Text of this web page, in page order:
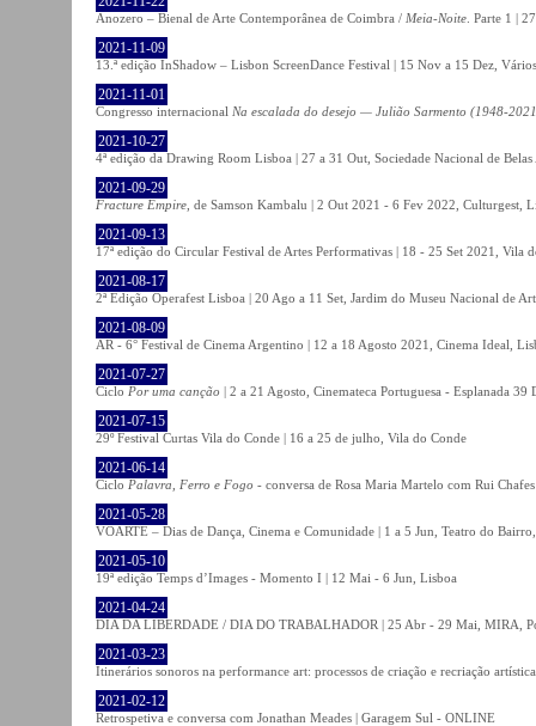
Anozero – Bienal de Arte Contemporânea de Coimbra / Meia-Noite . Parte 1 |
2021-11-09
13.ª edição InShadow – Lisbon ScreenDance Festival | 15 Nov a 15 Dez,
2021-11-01
Congresso internacional Na escalada do desejo — Julião Sarmento (1948-
2021-10-27
4ª edição da Drawing Room Lisboa | 27 a 31 Out, Sociedade Nacional de
2021-09-29
Fracture Empire , de Samson Kambalu | 2 Out 2021 - 6 Fev 2022, Culturgest,
2021-09-13
17ª edição do Circular Festival de Artes Performativas | 18 - 25 Set 2021, Vila
2021-08-17
2ª Edição Operafest Lisboa | 20 Ago a 11 Set, Jardim do Museu Nacional de
2021-08-09
AR - 6° Festival de Cinema Argentino | 12 a 18 Agosto 2021, Cinema Ideal,
2021-07-27
Ciclo Por uma canção | 2 a 21 Agosto, Cinemateca Portuguesa - Esplanada 39
2021-07-15
29º Festival Curtas Vila do Conde | 16 a 25 de julho, Vila do Conde
2021-06-14
Ciclo Palavra, Ferro e Fogo - conversa de Rosa Maria Martelo com Rui
2021-05-28
VOARTE – Dias de Dança, Cinema e Comunidade | 1 a 5 Jun, Teatro do
2021-05-10
19ª edição Temps d’Images - Momento I | 12 Mai - 6 Jun, Lisboa
2021-04-24
DIA DA LIBERDADE / DIA DO TRABALHADOR | 25 Abr - 29 Mai, MIRA,
2021-03-23
Itinerários sonoros na performance art: processos de criação e recriação
2021-02-12
Retrospetiva e conversa com Jonathan Meades | Garagem Sul - ONLINE